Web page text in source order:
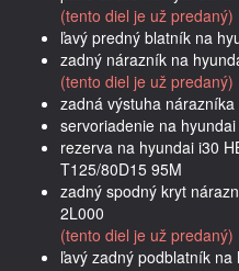
(tento diel je už predaný)
ľavý predný blatník na
zadný nárazník na
(tento diel je už predaný)
zadná výstuha
servoriadenie na
rezerva na hyundai i30
T125/80D15 95M
zadný spodný kryt
2L000
(tento diel je už predaný)
ľavý zadný podblatník